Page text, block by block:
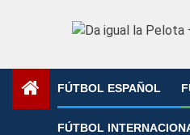
FÚTBOL ESPAÑOL
FÚTBOL
»